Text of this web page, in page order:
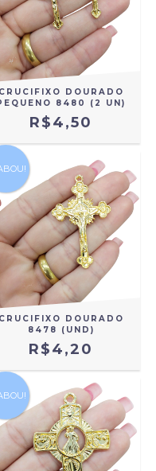
CRUCIFIXO DOURADO
8480 (2 UN)
R$4,50
CRUCIFIXO DOURADO
8478 (UND)
R$4,20